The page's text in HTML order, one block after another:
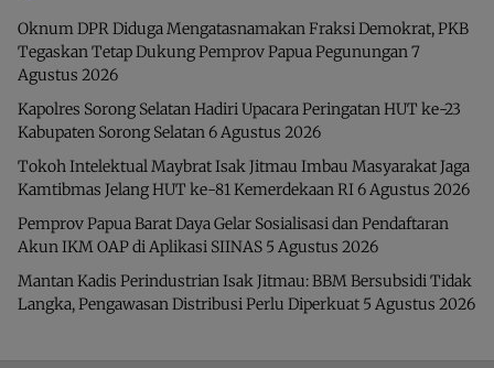
Oknum DPR Diduga Mengatasnamakan Fraksi Demokrat, PKB
Tegaskan Tetap Dukung Pemprov Papua Pegunungan7
Agustus 2026
Kapolres Sorong Selatan Hadiri Upacara Peringatan HUT ke-23
Kabupaten Sorong Selatan6 Agustus 2026
Tokoh Intelektual Maybrat Isak Jitmau Imbau Masyarakat Jaga
Kamtibmas Jelang HUT ke-81 Kemerdekaan RI6 Agustus 2026
Pemprov Papua Barat Daya Gelar Sosialisasi dan Pendaftaran
Akun IKM OAP di Aplikasi SIINAS 5 Agustus 2026
Mantan Kadis Perindustrian Isak Jitmau: BBM Bersubsidi Tidak
Langka, Pengawasan Distribusi Perlu Diperkuat 5 Agustus 2026